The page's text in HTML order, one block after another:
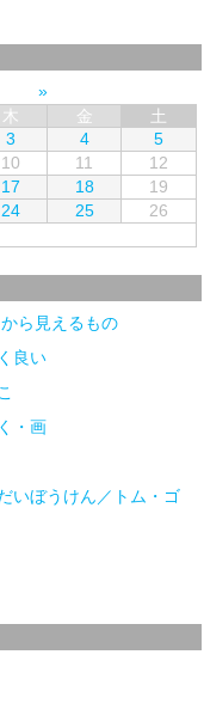
木 金
土
3 4
5
10 11
12
17 18
19
24 25
26
ら見えるもの
良い
・画
いぼうけん／トム・ゴ